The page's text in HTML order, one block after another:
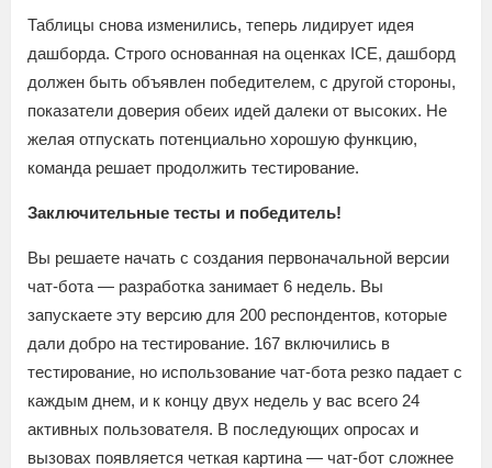
Таблицы снова изменились, теперь лидирует идея
дашборда. Строго основанная на оценках ICE, дашборд
должен быть объявлен победителем, с другой стороны,
показатели доверия обеих идей далеки от высоких. Не
желая отпускать потенциально хорошую функцию,
команда решает продолжить тестирование.
Заключительные тесты и победитель!
Вы решаете начать с создания первоначальной версии
чат-бота — разработка занимает 6 недель. Вы
запускаете эту версию для 200 респондентов, которые
дали добро на тестирование. 167 включились в
тестирование, но использование чат-бота резко падает с
каждым днем, и к концу двух недель у вас всего 24
активных пользователя. В последующих опросах и
вызовах появляется четкая картина — чат-бот сложнее